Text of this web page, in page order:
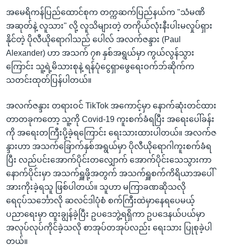
နေရာ
သို့
ကျော်
ရန်
အမေရိကန်ပြည်ထောင်စုက တက္ကဆက်ပြည်နယ်က "သံမဏိ
အဆုတ်နဲ့ လူသား" လို့ လူသိများတဲ့ တကိုယ်လုံးနီးပါးမလှုပ်ရှား
နိုင်တဲ့ ပိုလီယိုရောဂါသည် ပေါလ် အလက်ဇန္ဒား (Paul
Alexander) ဟာ အသက် ၇၈ နှစ်အရွယ်မှာ ကွယ်လွန်သွား
ကြောင်း သူ့ရဲ့မိသားစုနဲ့ ရန်ပုံငွေရှာဖွေရေးဝက်ဘ်ဆိုက်က
သတင်းထုတ်ပြန်ပါတယ်။
အလက်ဇန္ဒား တရားဝင် TikTok အကောင့်မှာ နောက်ဆုံးတင်ထား
တာတခုကတော့ သူ့ကို Covid-19 ကူးစက်ခံရပြီး အရေးပေါ်ခန်း
ကို အရေးတကြီးပို့ခဲ့ရကြောင်း ရေးသားထားပါတယ်။ အလက်ဇ
န္ဒားဟာ အသက်ခြောက်နှစ်အရွယ်မှာ ပိုလီယိုရောဂါကူးစက်ခံရ
ပြီး လည်ပင်းအောက်ပိုင်းတလျှောက် အောက်ပိုင်းသေသွားကာ
နောက်ပိုင်းမှာ အသက်ရှူဖို့အတွက် အသက်ရှူစက်ကိရိယာအပေါ်
အားကိုးခဲ့ရသူ ဖြစ်ပါတယ်။ သူဟာ မကြာခဏဆိုသလို
ရေငုပ်သင်္ဘောလို ဆလင်ဒါပုံစံ စက်ကြီးထဲမှာနေရပေမယ့်
ပညာရေးမှာ ထူးချွန်ခဲ့ပြီး ဥပဒေဘွဲ့ရရှိကာ ဥပဒေနယ်ပယ်မှာ
အလုပ်လုပ်ကိုင်ခဲ့သလို စာအုပ်တအုပ်လည်း ရေးသား ပြုစုခဲ့ပါ
တယ်။